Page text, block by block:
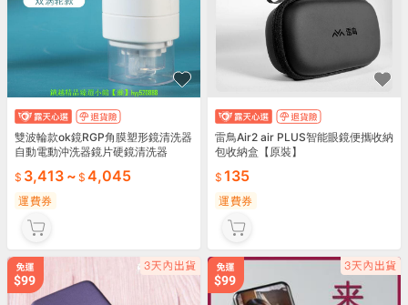
雙波輪款ok鏡RGP角膜塑形鏡清洗器
自動電動沖洗器鏡片硬鏡清洗器
3,413 ~ 4,045
運費券
雷鳥Air2 air PLUS智能眼鏡便攜收納
包收納盒【原裝】
135
運費券